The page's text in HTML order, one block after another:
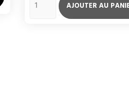
AJOUTER AU